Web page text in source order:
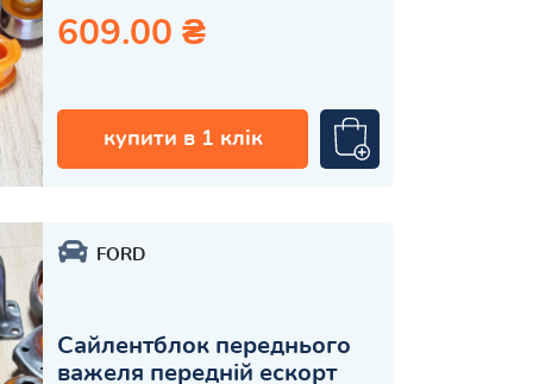
609.00 ₴
купити в 1 клік
FORD
Сайлентблок переднього
важеля передній ескорт